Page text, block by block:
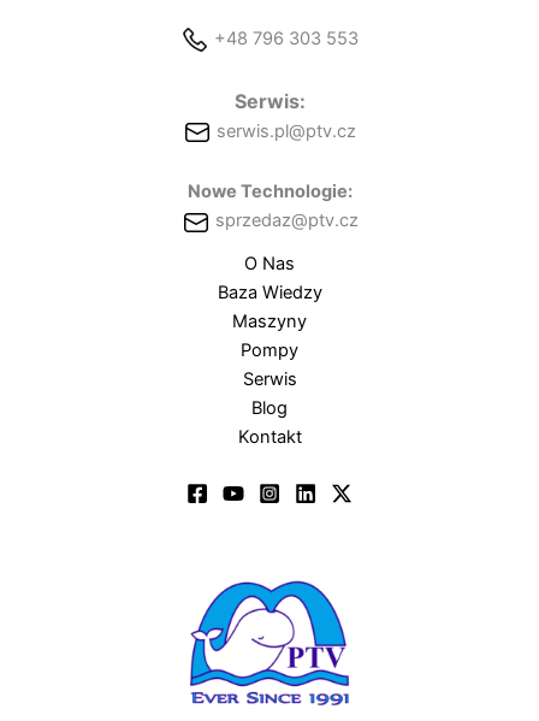
+48 796 303 553
Serwis:
serwis.pl@ptv.cz
Nowe Technologie:
sprzedaz@ptv.cz
O Nas
Baza Wiedzy
Maszyny
Pompy
Serwis
Blog
Kontakt